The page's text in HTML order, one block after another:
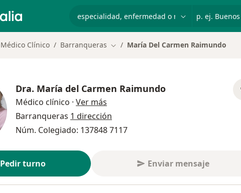
Médico Clínico Barranqueras Cambiar de ciudad
María Del Carmen Raimundo
Dra. María del Carmen Raimundo
Médico clínico · Ver más
Barranqueras 1 dirección
Núm. Colegiado: 137848 7117
Pedir turno Enviar mensaje